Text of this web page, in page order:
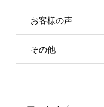
お客様の声
その他